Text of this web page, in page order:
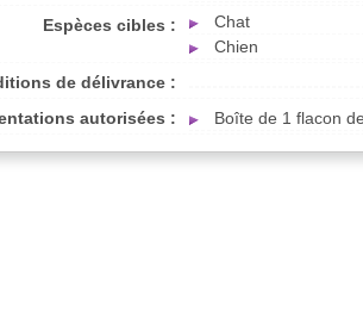
Espèces cibles :
Chat
Chien
de délivrance :
autorisées :
Boîte de 1 flacon